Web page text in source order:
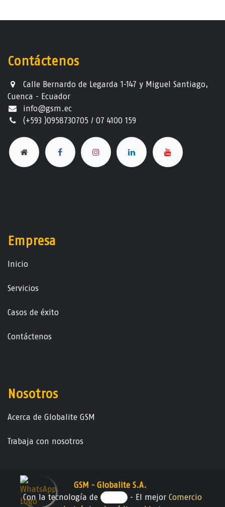
Contáctenos
Calle Bernardo de Legarda 1-147 y Miguel Santiago,
Cuenca - Ecuador
info@gsm.ec​
(+593 )0958730705 / 07 4100 159
Empresa
Ini​ci​o
Servicios
Casos de éxito
Contáctenos
Nosotros
Acerca de Globalite GSM
Trabaja con nosotros
GSM - Globalite S.A.
Con la tecnología de
- El mejorComercio